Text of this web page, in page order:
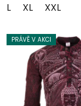
L XL XXL
PRÁVĚ V AKCI